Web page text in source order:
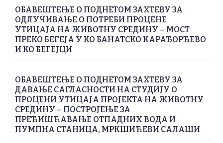
ОБАВЕШТЕЊЕ О ПОДНЕТОМ ЗАХТЕВУ ЗА
ОДЛУЧИВАЊЕ О ПОТРЕБИ ПРОЦЕНЕ
УТИЦАЈА НА ЖИВОТНУ СРЕДИНУ – МОСТ
ПРЕКО БЕГЕЈА У КО БАНАТСКО КАРАЂОРЂЕВО
И КО БЕГЕЈЦИ
ОБАВЕШТЕЊЕ О ПОДНЕТОМ ЗАХТЕВУ ЗА
ДАВАЊЕ САГЛАСНОСТИ НА СТУДИЈУ О
ПРОЦЕНИ УТИЦАЈА ПРОЈЕКТА НА ЖИВОТНУ
СРЕДИНУ – ПОСТРОЈЕЊЕ ЗА
ПРЕЋИШЋАВАЊЕ ОТПАДНИХ ВОДА И
ПУМПНА СТАНИЦА, МРКШИЋЕВИ САЛАШИ